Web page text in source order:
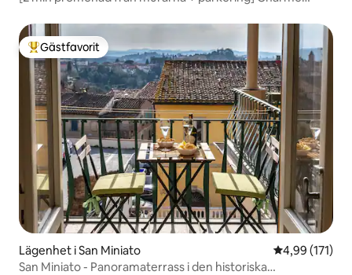
Populär gästfavorit
Gästfavorit
Lägenhet i San Miniato 4,99 av 5 i
4,99 (171)
San Miniato - Panoramaterrass i den historiska